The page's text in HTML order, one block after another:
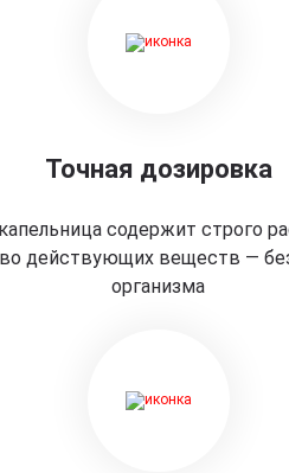
Точная дозировка
содержит строго
действующих веществ —
организма